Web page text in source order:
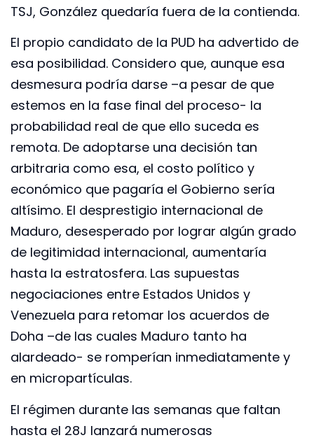
TSJ, González quedaría fuera de la contienda.
El propio candidato de la PUD ha advertido de
esa posibilidad. Considero que, aunque esa
desmesura podría darse –a pesar de que
estemos en la fase final del proceso- la
probabilidad real de que ello suceda es
remota. De adoptarse una decisión tan
arbitraria como esa, el costo político y
económico que pagaría el Gobierno sería
altísimo. El desprestigio internacional de
Maduro, desesperado por lograr algún grado
de legitimidad internacional, aumentaría
hasta la estratosfera. Las supuestas
negociaciones entre Estados Unidos y
Venezuela para retomar los acuerdos de
Doha –de las cuales Maduro tanto ha
alardeado- se romperían inmediatamente y
en micropartículas.
El régimen durante las semanas que faltan
hasta el 28J lanzará numerosas